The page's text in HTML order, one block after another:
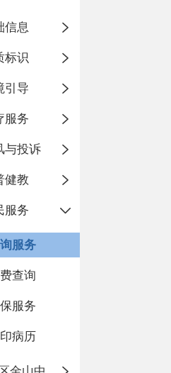
信息
标识
引导
服务
与投诉
健教
服务
服务
查询
服务
病历